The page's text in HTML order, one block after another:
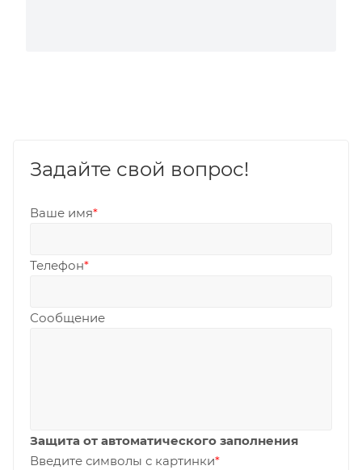
Задайте свой вопрос!
Ваше имя*
Телефон*
Сообщение
Защита от автоматического заполнения
Введите символы с картинки*